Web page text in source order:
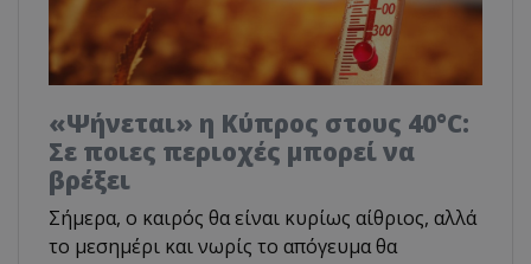
«Ψήνεται» η Κύπρος στους 40°C:
Σε ποιες περιοχές μπορεί να
βρέξει
Σήμερα, ο καιρός θα είναι κυρίως αίθριος, αλλά
το μεσημέρι και νωρίς το απόγευμα θα